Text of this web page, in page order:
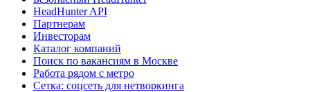
HeadHunter API
Партнерам
Инвесторам
Каталог компаний
Поиск по вакансиям в Москве
Работа рядом с метро
Сетка: соцсеть для нетворкинга